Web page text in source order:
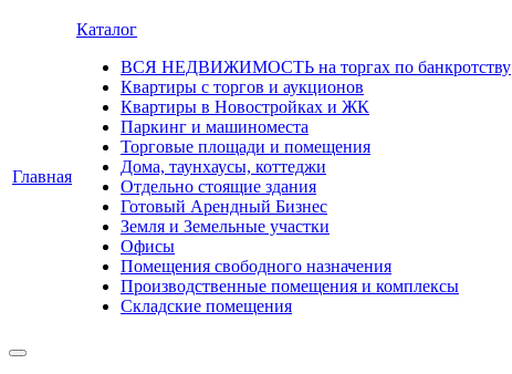
Главная
Каталог
ВСЯ НЕДВИЖИМОСТЬ на торгах по банкротству
Квартиры с торгов и аукционов
Квартиры в Новостройках и ЖК
Паркинг и машиноместа
Торговые площади и помещения
Дома, таунхаусы, коттеджи
Отдельно стоящие здания
Готовый Арендный Бизнес
Земля и Земельные участки
Офисы
Помещения свободного назначения
Производственные помещения и комплексы
Складские помещения